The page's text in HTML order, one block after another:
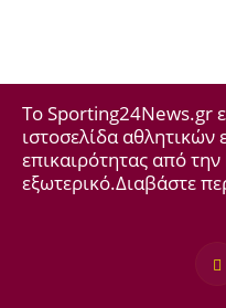
Το Sporting24News.gr
ιστοσελίδα
επικαιρότητας από
εξωτερικό.Διαβάστε